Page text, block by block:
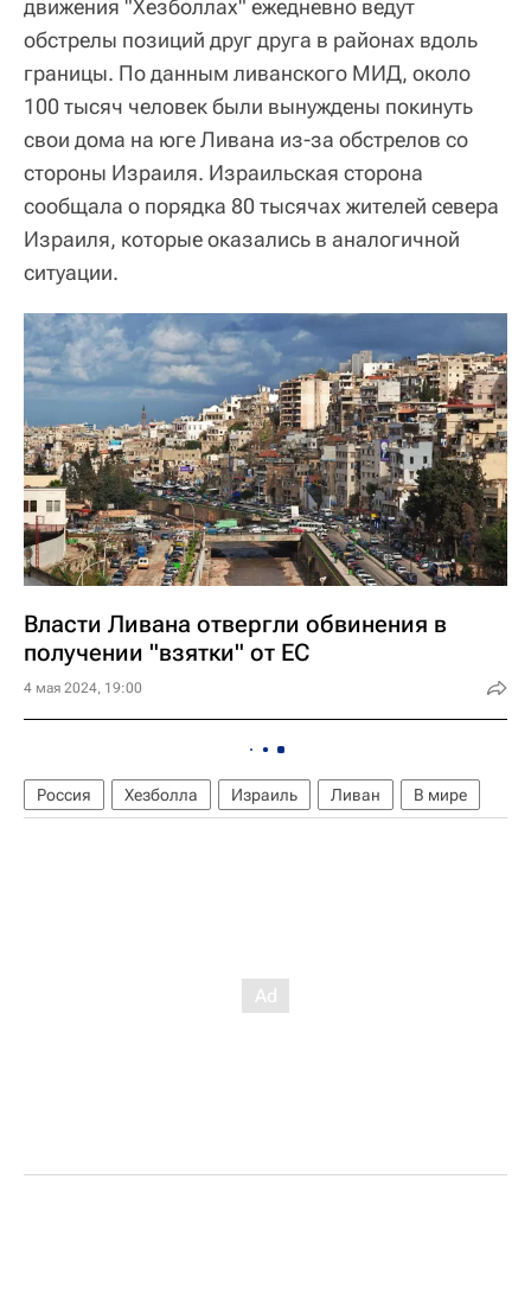
движения "Хезболлах" ежедневно ведут
обстрелы позиций друг друга в районах вдоль
границы. По данным ливанского МИД, около
100 тысяч человек были вынуждены покинуть
свои дома на юге Ливана из-за обстрелов со
стороны Израиля. Израильская сторона
сообщала о порядка 80 тысячах жителей севера
Израиля, которые оказались в аналогичной
ситуации.
Власти Ливана отвергли обвинения в
получении "взятки" от ЕС
4 мая 2024, 19:00
Россия Хезболла Израиль Ливан В мире